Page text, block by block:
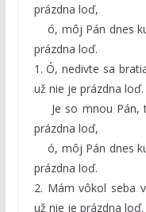
prázdna loď,
ó, môj Pán dnes
prázdna loď.
1. Ó, nedivte sa
už nie je prázdna loď.
Je so mnou Pán,
prázdna loď,
ó, môj Pán dnes
prázdna loď.
2. Mám vôkol seba
už nie je prázdna loď.